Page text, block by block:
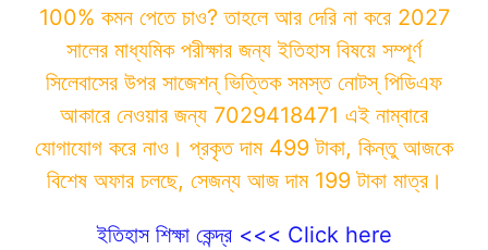
100% কমন পেতে চাও? তাহলে আর দেরি না করে 2027
সালের মাধ্যমিক পরীক্ষার জন্য ইতিহাস বিষয়ে সম্পূর্ণ
সিলেবাসের উপর সাজেশন্ ভিত্তিক সমস্ত নোটস্ পিডিএফ
আকারে নেওয়ার জন্য 7029418471 এই নাম্বারে
যোগাযোগ করে নাও। প্রকৃত দাম 499 টাকা, কিন্তু আজকে
বিশেষ অফার চলছে, সেজন্য আজ দাম 199 টাকা মাত্র।
ইতিহাস শিক্ষা কেন্দ্র <<< Click here